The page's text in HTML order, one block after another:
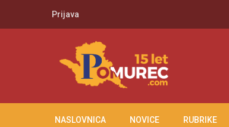
Prijava
NASLOVNICA NOVICE RUBRIKE